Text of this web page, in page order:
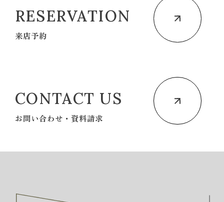
RESERVATION
来店予約
CONTACT US
お問い合わせ・資料請求